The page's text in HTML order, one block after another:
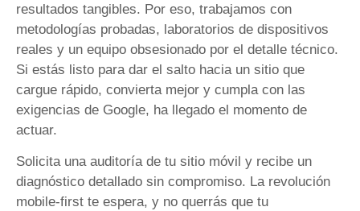
resultados tangibles. Por eso, trabajamos con
metodologías probadas, laboratorios de dispositivos
reales y un equipo obsesionado por el detalle técnico.
Si estás listo para dar el salto hacia un sitio que
cargue rápido, convierta mejor y cumpla con las
exigencias de Google, ha llegado el momento de
actuar.
Solicita una auditoría de tu sitio móvil y recibe un
diagnóstico detallado sin compromiso. La revolución
mobile-first te espera, y no querrás que tu